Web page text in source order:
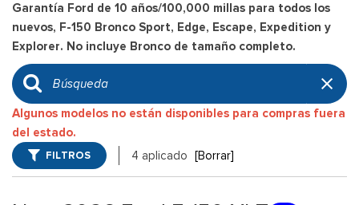
Garantía Ford de 10 años/100,000 millas para todos los
nuevos, F-150 Bronco Sport, Edge, Escape, Expedition y
Explorer. No incluye Bronco de tamaño completo.
Algunos modelos no están disponibles para compras fuera
del estado.
FILTROS 4 aplicado [Borrar]